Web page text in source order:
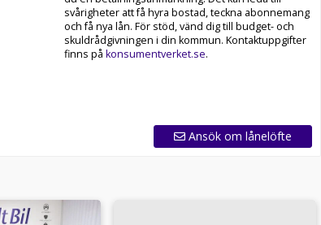
36mån), kontakta oss för mer information.
svårigheter att få hyra bostad, teckna abonnemang
och få nya lån. För stöd, vänd dig till budget- och
skuldrådgivningen i din kommun. Kontaktuppgifter
finns på konsumentverket.se.
Ansök om lånelöfte